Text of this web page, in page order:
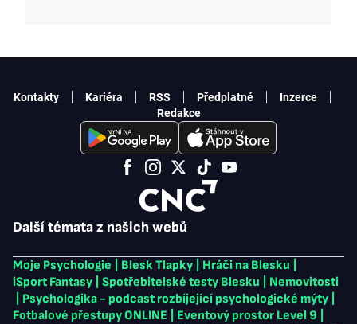
Další témata z našich webů
Moje Psychologie Blesk Tlapky Hráči na Blesku
iSport Fantasy
Spotřebitelské testy Blesku
Nemovitosti
Psychologika - podcast rozbíjející psychologické mýty
Fotbalové přestupy ONLINE
Eventový prostor Level 9
Kontakty Kariéra RSS Předplatné
Inzerce
Redakce